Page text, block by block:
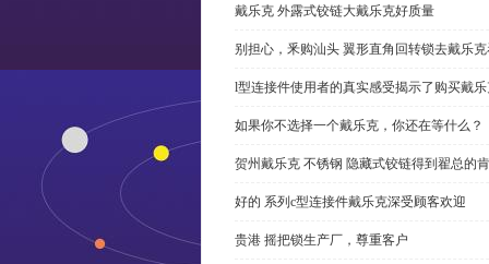
戴乐克 外露式铰链大戴乐克好质量
别担心，釆购汕头 翼形直角回转锁去戴乐
l型连接件使用者的真实感受揭示了购买戴
如果你不选择一个戴乐克，你还在等什么？
贺州戴乐克 不锈钢 隐藏式铰链得到翟总的
好的 系列c型连接件戴乐克深受顾客欢迎
贵港 摇把锁生产厂，尊重客户